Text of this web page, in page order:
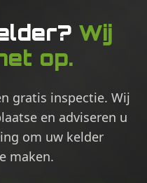
Wij
op.
gratis inspectie. Wij
en adviseren u
om uw kelder
maken.